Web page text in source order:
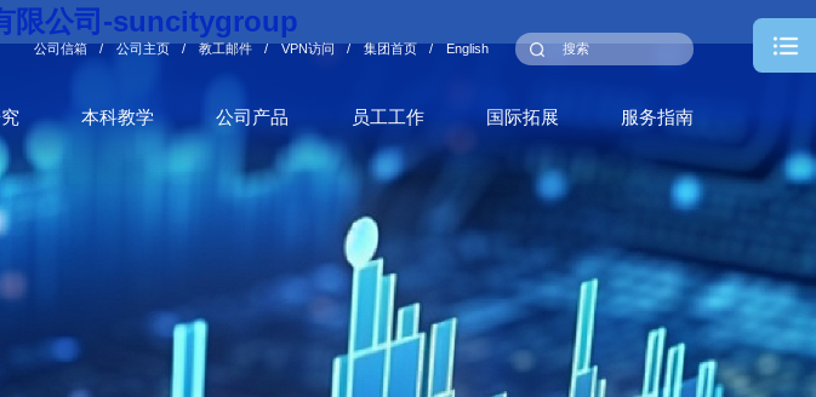
限公司-suncitygroup
公司信箱 / 公司主页 / 教工邮件 / VPN访问 / 集团首页 / English
本科教学 公司产品 员工工作 国际拓展 服务指南